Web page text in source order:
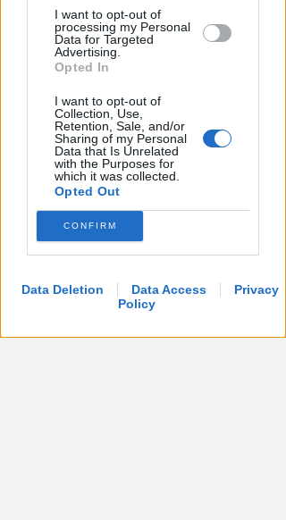
I want to opt-out of
processing my Personal
Data for Targeted
Advertising.
Opted In
I want to opt-out of
Collection, Use,
Retention, Sale, and/or
Sharing of my Personal
Data that Is Unrelated
with the Purposes for
which it was collected.
Opted Out
CONFIRM
Data Deletion Data Access
Privacy
Policy
Icaro Sport